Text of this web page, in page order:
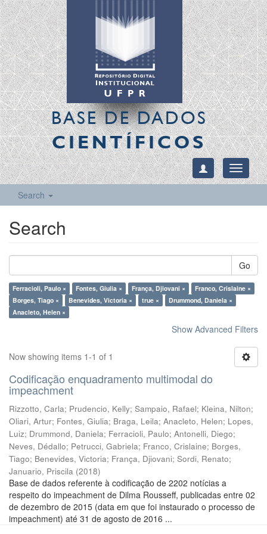
BASE DE DADOS
CIENTÍFICOS
Toggle
Search
Search
Go
Ferracioli, Paulo × Fontes, Giulia × França, Djiovani ×
Franco, Crislaine ×
Borges, Tiago ×
Benevides, Victoria × true ×
Drummond, Daniela ×
Anacleto, Helen ×
Show Advanced Filters
Now showing items 1-1 of 1
Codificação enquadramento multimodal do
impeachment
Rizzotto, Carla; Prudencio, Kelly; Sampaio, Rafael; Kleina, Nilton;
Oliari, Artur; Fontes, Giulia; Braga, Leila; Anacleto, Helen; Lopes,
Luiz; Drummond, Daniela; Ferracioli, Paulo; Antonelli, Diego;
Neves, Dédallo; Petrucci, Gabriela; Franco, Crislaine; Borges,
Tiago; Benevides, Victoria; França, Djiovani; Sordi, Renato;
Januario, Priscila (2018)
Base de dados referente à codificação de 2202 notícias a
respeito do impeachment de Dilma Rousseff, publicadas entre 02
de dezembro de 2015 (data em que foi instaurado o processo de
impeachment) até 31 de agosto de 2016 ...